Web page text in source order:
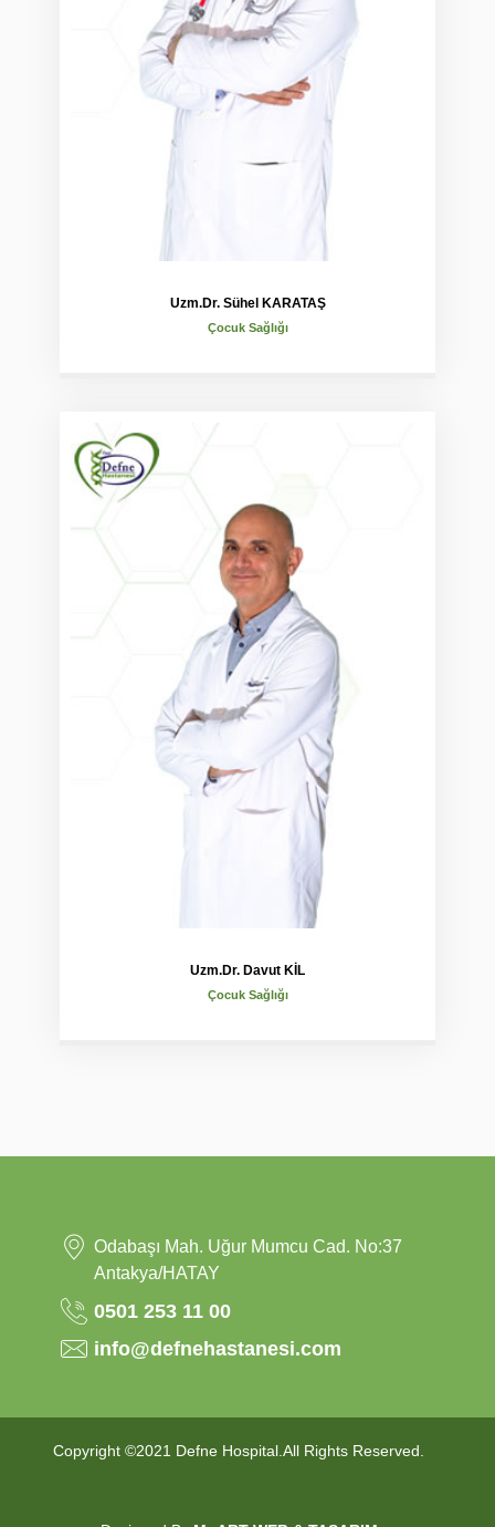
Uzm.Dr. Sühel KARATAŞ
Çocuk Sağlığı
Uzm.Dr. Davut KİL
Çocuk Sağlığı
Odabaşı Mah. Uğur Mumcu Cad. No:37
Antakya/HATAY
0501 253 11 00
info@defnehastanesi.com
Copyright ©2021 Defne Hospital.All Rights Reserved.